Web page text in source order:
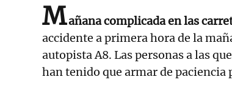
Mañana complicada en las
accidente a primera hora de la
autopista A8. Las personas a las
han tenido que armar de paciencia